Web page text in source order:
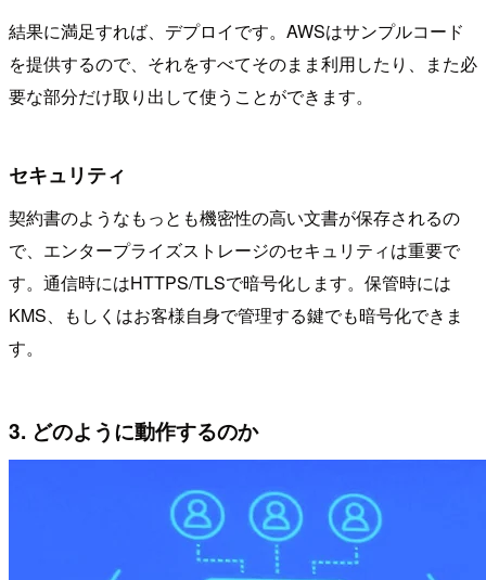
結果に満足すれば、デプロイです。AWSはサンプルコード
を提供するので、それをすべてそのまま利用したり、また必
要な部分だけ取り出して使うことができます。
セキュリティ
契約書のようなもっとも機密性の高い文書が保存されるの
で、エンタープライズストレージのセキュリティは重要で
す。通信時にはHTTPS/TLSで暗号化します。保管時には
KMS、もしくはお客様自身で管理する鍵でも暗号化できま
す。
3. どのように動作するのか